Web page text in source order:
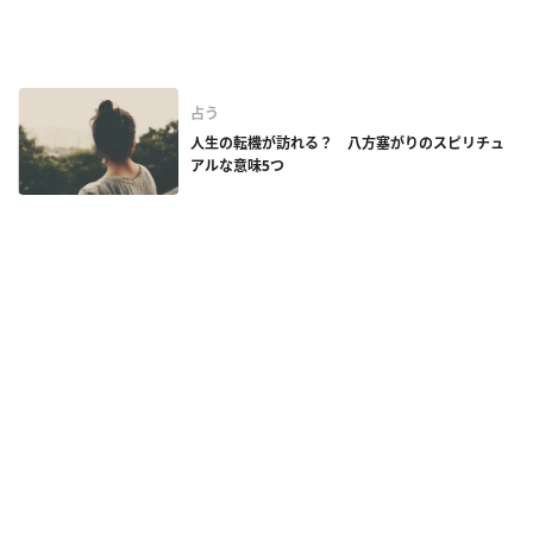
占う
人生の転機が訪れる？ 八方塞がりのスピリチュ
アルな意味5つ